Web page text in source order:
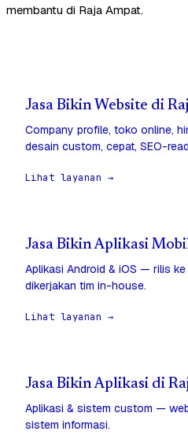
membantu di Raja Ampat.
Jasa Bikin Website di
Company profile, toko online,
desain custom, cepat, SEO-
Lihat layanan →
Jasa Bikin Aplikasi
Aplikasi Android & iOS — rilis
dikerjakan tim in-house.
Lihat layanan →
Jasa Bikin Aplikasi di
Aplikasi & sistem custom —
sistem informasi.